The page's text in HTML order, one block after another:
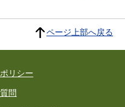
ページ上部へ戻る
リシー
問